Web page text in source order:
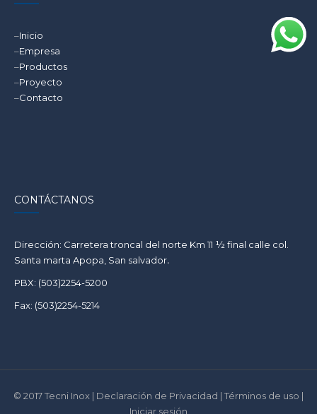
–Inicio
–Empresa
–Productos
–Proyecto
–Contacto
CONTÁCTANOS
Dirección: Carretera troncal del norte Km 11 ½ final calle col.
Santa marta Apopa, San salvador.
PBX: (503)2254-5200
Fax: (503)2254-5214
© 2017 Tecni Inox | Declaración de Privacidad | Términos de uso |
Iniciar sesión